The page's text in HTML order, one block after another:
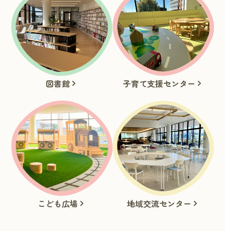
図書館 子育て支援センター
こども広場 地域交流センター